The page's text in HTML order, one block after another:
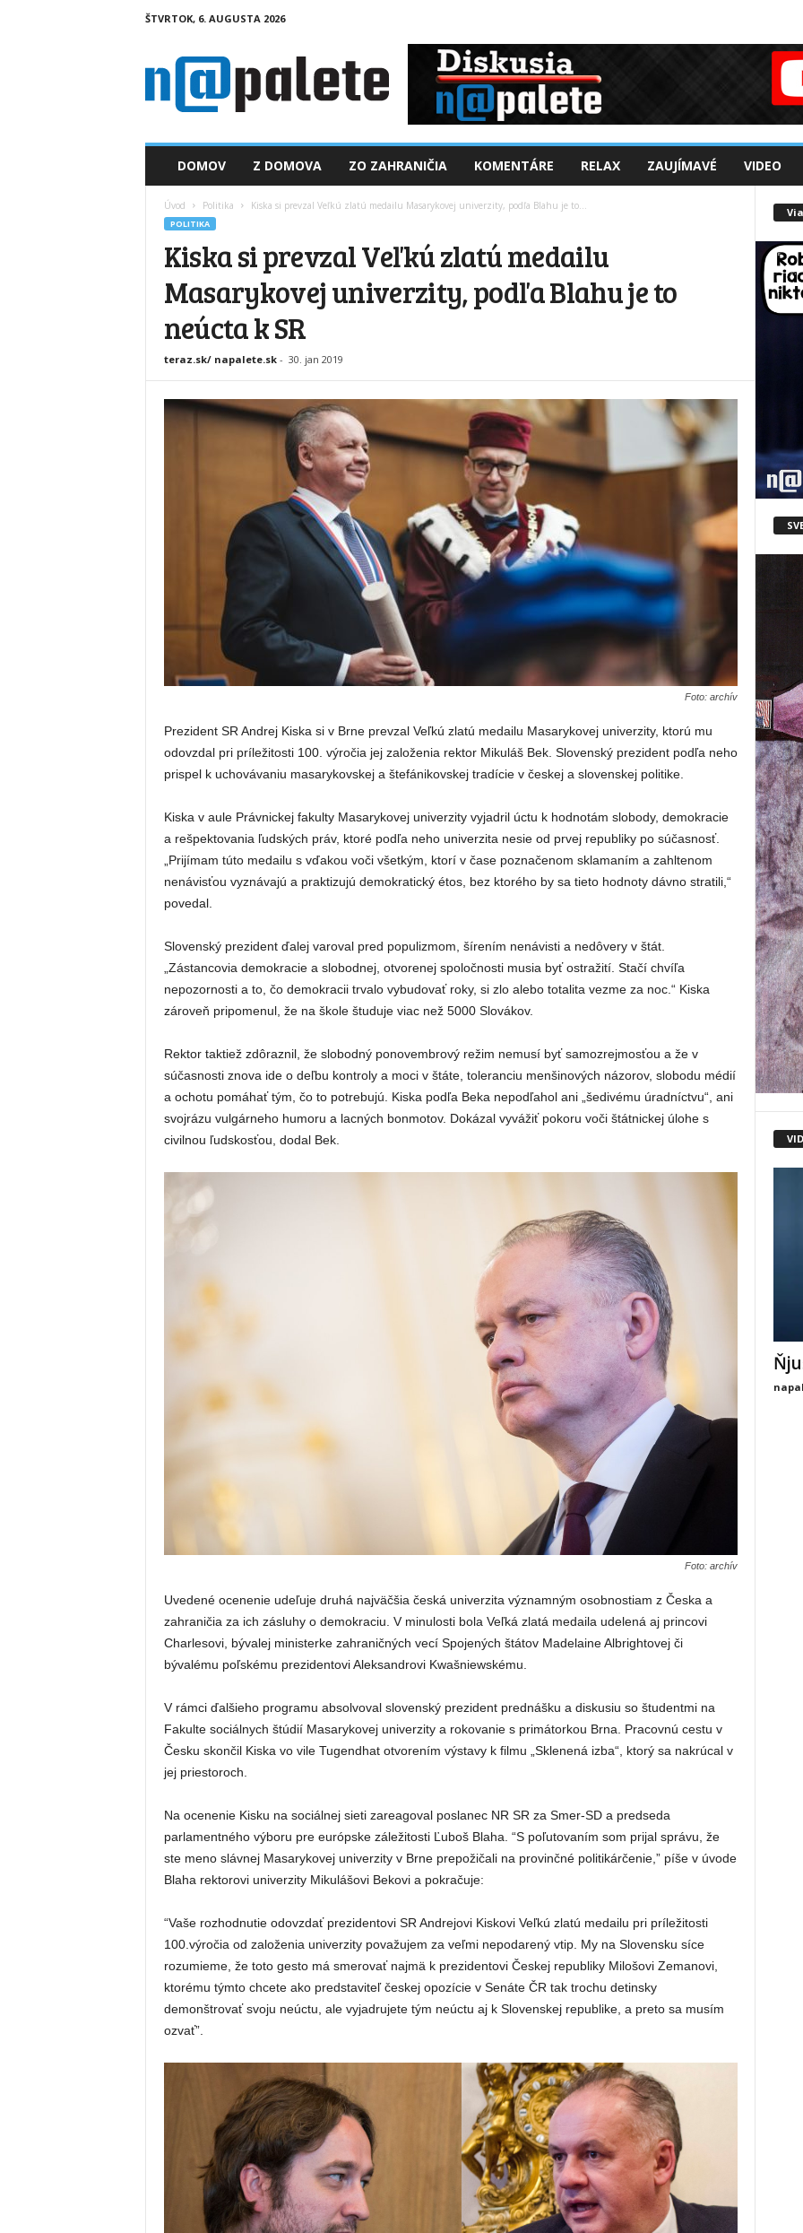
ŠTVRTOK, 6. AUGUSTA 2026
a
DOMOV Z DOMOVA ZO ZAHRANIČIA KOMENTÁRE RELAX ZAUJÍMAVÉ VIDEO
Úvod Politika Kiska si prevzal Veľkú zlatú medailu Masarykovej univerzity, podľa Blahu je to...
POLITIKA
Kiska si prevzal Veľkú zlatú medailu
Masarykovej univerzity, podľa Blahu je to
neúcta k SR
teraz.sk/ napalete.sk- 30. jan 2019
Foto: archív
Prezident SR Andrej Kiska si v Brne prevzal Veľkú zlatú medailu Masarykovej univerzity, ktorú mu
odovzdal pri príležitosti 100. výročia jej založenia rektor Mikuláš Bek. Slovenský prezident podľa neho
prispel k uchovávaniu masarykovskej a štefánikovskej tradície v českej a slovenskej politike.
Kiska v aule Právnickej fakulty Masarykovej univerzity vyjadril úctu k hodnotám slobody, demokracie
a rešpektovania ľudských práv, ktoré podľa neho univerzita nesie od prvej republiky po súčasnosť.
„Prijímam túto medailu s vďakou voči všetkým, ktorí v čase poznačenom sklamaním a zahltenom
nenávisťou vyznávajú a praktizujú demokratický étos, bez ktorého by sa tieto hodnoty dávno stratili,“
povedal.
Slovenský prezident ďalej varoval pred populizmom, šírením nenávisti a nedôvery v štát.
„Zástancovia demokracie a slobodnej, otvorenej spoločnosti musia byť ostražití. Stačí chvíľa
nepozornosti a to, čo demokracii trvalo vybudovať roky, si zlo alebo totalita vezme za noc.“ Kiska
zároveň pripomenul, že na škole študuje viac než 5000 Slovákov.
Rektor taktiež zdôraznil, že slobodný ponovembrový režim nemusí byť samozrejmosťou a že v
súčasnosti znova ide o deľbu kontroly a moci v štáte, toleranciu menšinových názorov, slobodu médií
a ochotu pomáhať tým, čo to potrebujú. Kiska podľa Beka nepodľahol ani „šedivému úradníctvu“, ani
svojrázu vulgárneho humoru a lacných bonmotov. Dokázal vyvážiť pokoru voči štátnickej úlohe s
civilnou ľudskosťou, dodal Bek.
Foto: archív
Uvedené ocenenie udeľuje druhá najväčšia česká univerzita významným osobnostiam z Česka a
zahraničia za ich zásluhy o demokraciu. V minulosti bola Veľká zlatá medaila udelená aj princovi
Charlesovi, bývalej ministerke zahraničných vecí Spojených štátov Madelaine Albrightovej či
bývalému poľskému prezidentovi Aleksandrovi Kwašniewskému.
V rámci ďalšieho programu absolvoval slovenský prezident prednášku a diskusiu so študentmi na
Fakulte sociálnych štúdií Masarykovej univerzity a rokovanie s primátorkou Brna. Pracovnú cestu v
Česku skončil Kiska vo vile Tugendhat otvorením výstavy k filmu „Sklenená izba“, ktorý sa nakrúcal v
jej priestoroch.
Na ocenenie Kisku na sociálnej sieti zareagoval poslanec NR SR za Smer-SD a predseda
parlamentného výboru pre európske záležitosti Ľuboš Blaha. “S poľutovaním som prijal správu, že
ste meno slávnej Masarykovej univerzity v Brne prepožičali na provinčné politikárčenie,” píše v úvode
Blaha rektorovi univerzity Mikulášovi Bekovi a pokračuje:
“Vaše rozhodnutie odovzdať prezidentovi SR Andrejovi Kiskovi Veľkú zlatú medailu pri príležitosti
100.výročia od založenia univerzity považujem za veľmi nepodarený vtip. My na Slovensku síce
rozumieme, že toto gesto má smerovať najmä k prezidentovi Českej republiky Milošovi Zemanovi,
ktorému týmto chcete ako predstaviteľ českej opozície v Senáte ČR tak trochu detinsky
demonštrovať svoju neúctu, ale vyjadrujete tým neúctu aj k Slovenskej republike, a preto sa musím
ozvať”.